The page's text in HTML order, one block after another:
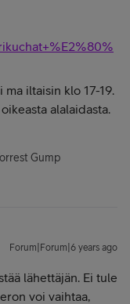
iltaisin klo 17-19.
alalaidasta.
Gump
Forum|Forum|6 years ago
lähettäjän. Ei tule
voi vaihtaa,